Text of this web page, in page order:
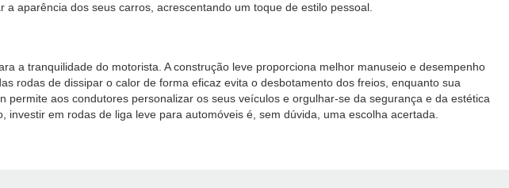
aparência dos seus carros, acrescentando um toque de estilo pessoal.
a tranquilidade do motorista. A construção leve proporciona melhor manuseio e desempenho
rodas de dissipar o calor de forma eficaz evita o desbotamento dos freios, enquanto sua
aos condutores personalizar os seus veículos e orgulhar-se da segurança e da estética
em rodas de liga leve para automóveis é, sem dúvida, uma escolha acertada.